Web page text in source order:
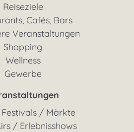
Reiseziele
Cafés, Bars
Veranstaltungen
Shopping
Wellness
Gewerbe
/ Märkte
/ Erlebnisshows